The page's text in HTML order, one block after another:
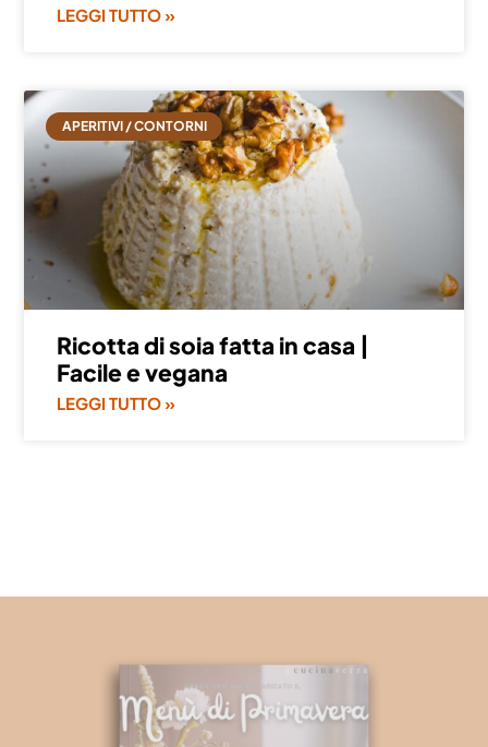
LEGGI TUTTO »
APERITIVI / CONTORNI
Ricotta di soia fatta in casa |
Facile e vegana
LEGGI TUTTO »